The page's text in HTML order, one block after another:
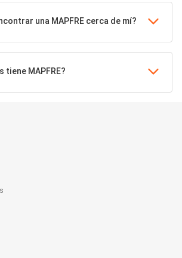
una MAPFRE cerca de mí?
tiene MAPFRE?